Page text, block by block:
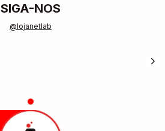
SIGA-NOS
@lojanetlab